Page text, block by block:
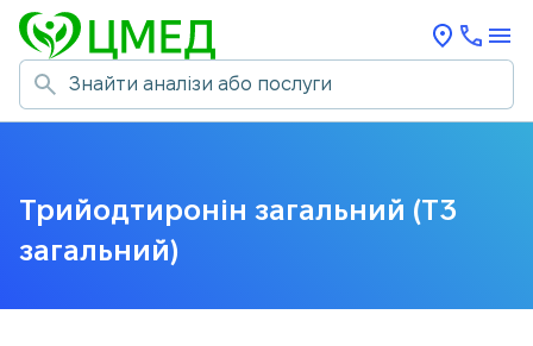
Трийодтиронін загальний (Т3
загальний)